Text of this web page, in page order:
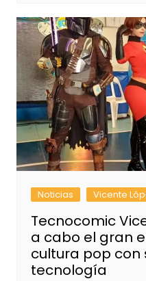
Noticias Vicente
Tecnocomic
a cabo el gran
cultura pop con
tecnología